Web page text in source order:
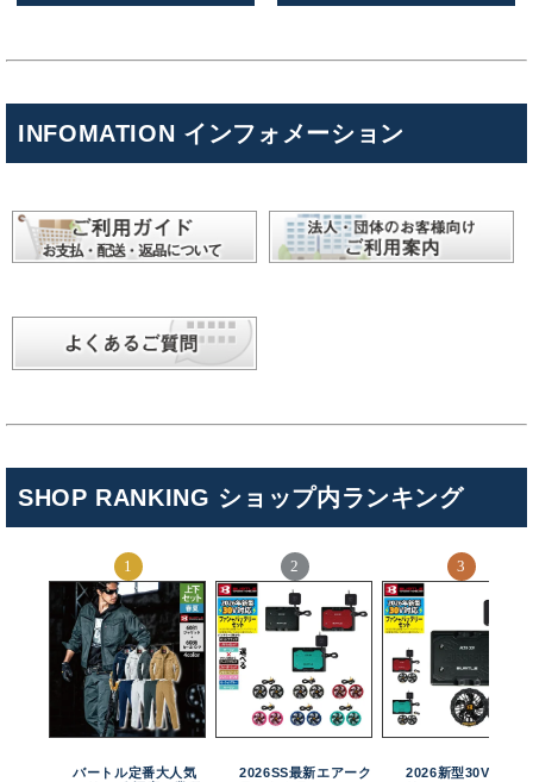
INFOMATION インフォメーション
SHOP RANKING ショップ内ランキング
バートル定番大人気
2026SS最新エアーク
2026新型30Vバッテ